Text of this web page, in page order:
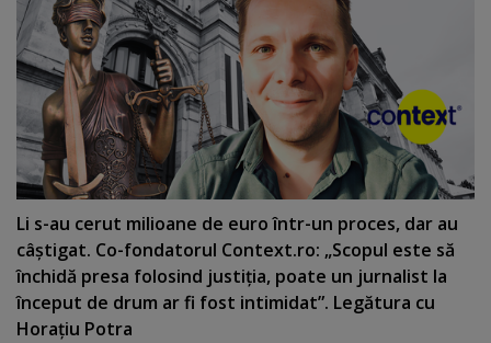
Li s-au cerut milioane de euro într-un proces, dar au
câştigat. Co-fondatorul Context.ro: „Scopul este să
închidă presa folosind justiţia, poate un jurnalist la
început de drum ar fi fost intimidat”. Legătura cu
Horaţiu Potra